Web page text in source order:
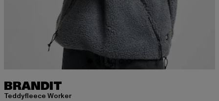
BRANDIT
Teddyfleece Worker